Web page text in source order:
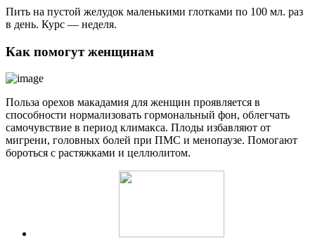
Пить на пустой желудок маленькими глотками по 100 мл. раз
в день. Курс — неделя.
Как помогут женщинам
Польза орехов макадамия для женщин проявляется в
способности нормализовать гормональный фон, облегчать
самочувствие в период климакса. Плоды избавляют от
мигрени, головных болей при ПМС и менопаузе. Помогают
бороться с растяжками и целлюлитом.